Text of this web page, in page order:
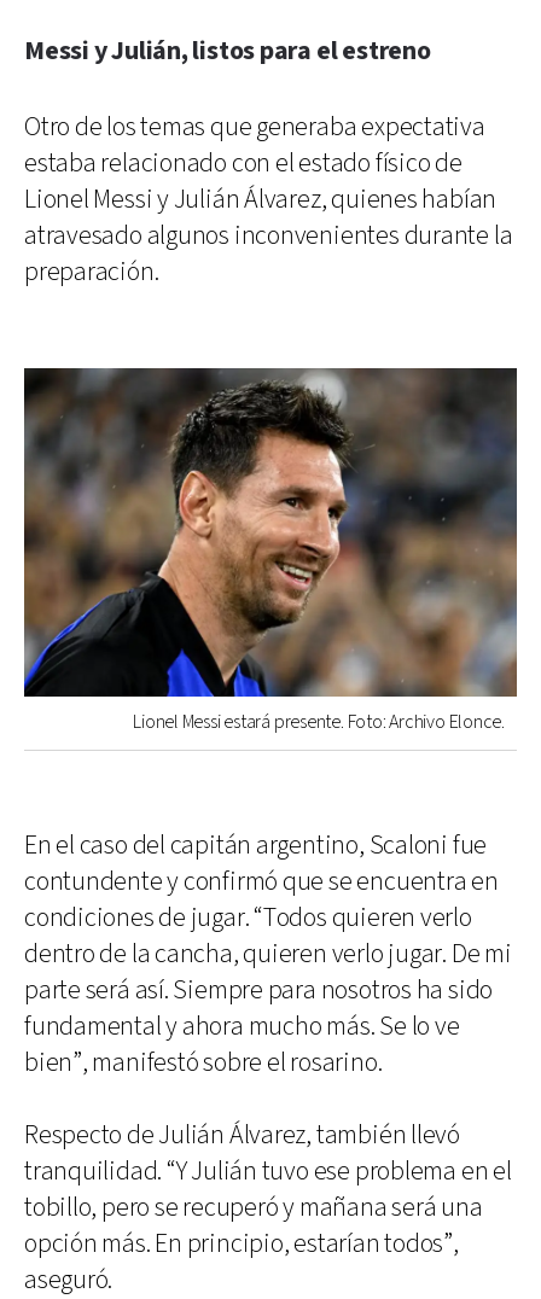
Messi y Julián, listos para el estreno
Otro de los temas que generaba expectativa
estaba relacionado con el estado físico de
Lionel Messi y Julián Álvarez, quienes habían
atravesado algunos inconvenientes durante la
preparación.
Lionel Messi estará presente. Foto: Archivo Elonce.
En el caso del capitán argentino, Scaloni fue
contundente y confirmó que se encuentra en
condiciones de jugar. “Todos quieren verlo
dentro de la cancha, quieren verlo jugar. De mi
parte será así. Siempre para nosotros ha sido
fundamental y ahora mucho más. Se lo ve
bien”, manifestó sobre el rosarino.
Respecto de Julián Álvarez, también llevó
tranquilidad. “Y Julián tuvo ese problema en el
tobillo, pero se recuperó y mañana será una
opción más. En principio, estarían todos”,
aseguró.